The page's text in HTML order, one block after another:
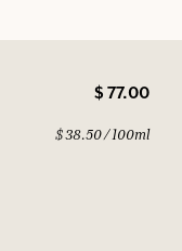
$ 77.00
$ 38.50 / 100ml